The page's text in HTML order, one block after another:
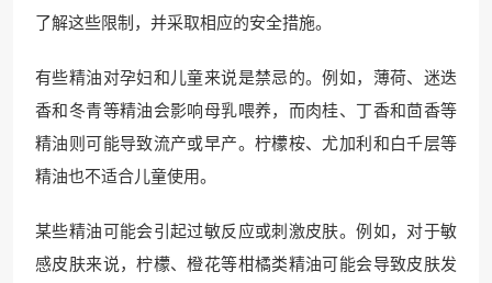
了解这些限制，并采取相应的安全措施。
有些精油对孕妇和儿童来说是禁忌的。例如，薄荷、迷迭
香和冬青等精油会影响母乳喂养，而肉桂、丁香和茴香等
精油则可能导致流产或早产。柠檬桉、尤加利和白千层等
精油也不适合儿童使用。
某些精油可能会引起过敏反应或刺激皮肤。例如，对于敏
感皮肤来说，柠檬、橙花等柑橘类精油可能会导致皮肤发